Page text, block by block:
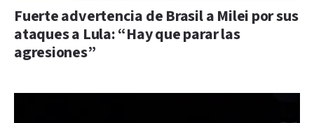
Fuerte advertencia de Brasil a Milei por sus
ataques a Lula: “Hay que parar las
agresiones”